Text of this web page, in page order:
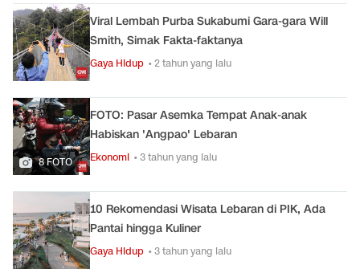
Viral Lembah Purba Sukabumi Gara-gara Will
Smith, Simak Fakta-faktanya
Gaya Hidup • 2 tahun yang lalu
8 FOTO
FOTO: Pasar Asemka Tempat Anak-anak
Habiskan 'Angpao' Lebaran
Ekonomi • 3 tahun yang lalu
10 Rekomendasi Wisata Lebaran di PIK, Ada
Pantai hingga Kuliner
Gaya Hidup • 3 tahun yang lalu